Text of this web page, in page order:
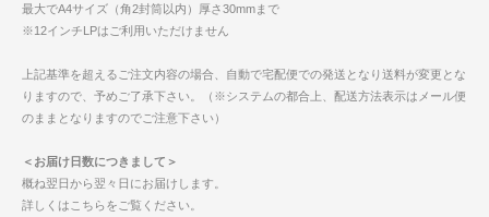
最大でA4サイズ（角2封筒以内）厚さ30mmまで
※12インチLPはご利用いただけません
上記基準を超えるご注文内容の場合、自動で宅配便での発送となり送料が変更とな
りますので、予めご了承下さい。（※システムの都合上、配送方法表示はメール便
のままとなりますのでご注意下さい）
＜お届け日数につきまして＞
概ね翌日から翌々日にお届けします。
詳しくはこちらをご覧ください。